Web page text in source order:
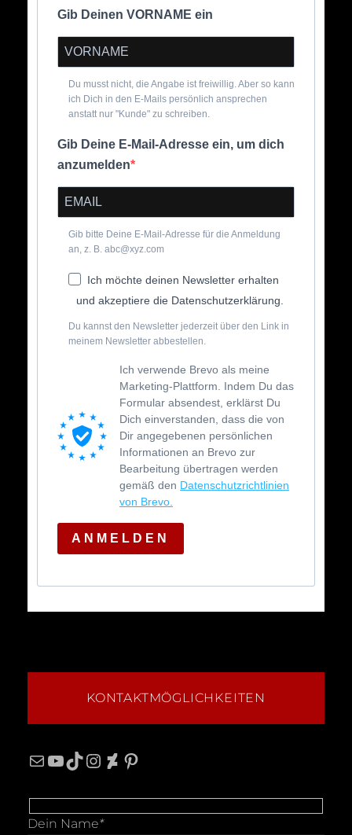
Gib Deinen VORNAME ein
Du musst nicht, die Angabe ist freiwillig. Aber so kann
ich Dich in den E-Mails persönlich ansprechen
anstatt nur "Kunde" zu schreiben.
Gib Deine E-Mail-Adresse ein, um dich
anzumelden
Gib bitte Deine E-Mail-Adresse für die Anmeldung
an, z. B. abc@xyz.com
Ich möchte deinen Newsletter erhalten
und akzeptiere die Datenschutzerklärung.
Du kannst den Newsletter jederzeit über den Link in
meinem Newsletter abbestellen.
Ich verwende Brevo als meine
Marketing-Plattform. Indem Du das
Formular absendest, erklärst Du
Dich einverstanden, dass die von
Dir angegebenen persönlichen
Informationen an Brevo zur
Bearbeitung übertragen werden
gemäß den Datenschutzrichtlinien
von Brevo.
ANMELDEN
KONTAKTMÖGLICHKEITEN
MailYouTube
TikTok
Instagram
DeviantArt
Pinterest
Dein Name*